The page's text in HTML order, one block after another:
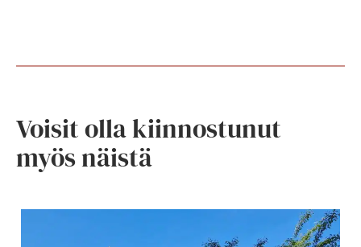
Voisit olla kiinnostunut
myös näistä